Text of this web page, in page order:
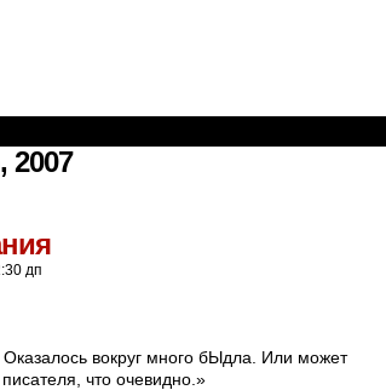
2007
дп
вокруг много бЫдла. Или может
что очевидно.»